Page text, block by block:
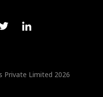
Private Limited 2026